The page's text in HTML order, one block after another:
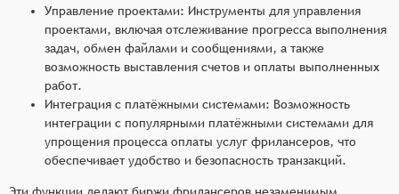
Управление проектами: Инструменты для управления
проектами, включая отслеживание прогресса выполнения
задач, обмен файлами и сообщениями, а также
возможность выставления счетов и оплаты выполненных
работ.
Интеграция с платёжными системами: Возможность
интеграции с популярными платёжными системами для
упрощения процесса оплаты услуг фрилансеров, что
обеспечивает удобство и безопасность транзакций.